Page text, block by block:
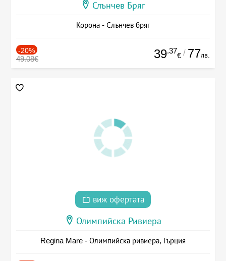
Слънчев Бряг
Корона - Слънчев бряг
-20%
49.08€ 39.37
€ / 77лв.
виж офертата
Олимпийска Ривиера
Regina Mare - Олимпийска ривиера, Гърция